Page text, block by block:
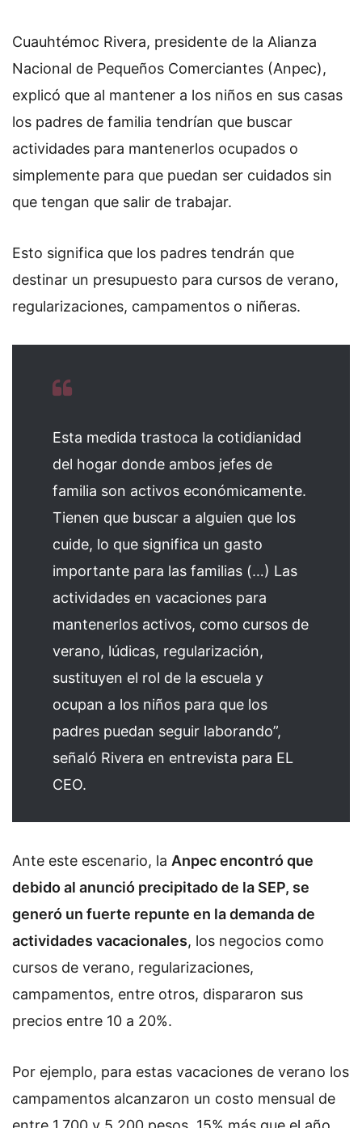
Cuauhtémoc Rivera, presidente de la Alianza
Nacional de Pequeños Comerciantes (Anpec),
explicó que al mantener a los niños en sus casas
los padres de familia tendrían que buscar
actividades para mantenerlos ocupados o
simplemente para que puedan ser cuidados sin
que tengan que salir de trabajar.
Esto significa que los padres tendrán que
destinar un presupuesto para cursos de verano,
regularizaciones, campamentos o niñeras.
Esta medida trastoca la cotidianidad
del hogar donde ambos jefes de
familia son activos económicamente.
Tienen que buscar a alguien que los
cuide, lo que significa un gasto
importante para las familias (…) Las
actividades en vacaciones para
mantenerlos activos, como cursos de
verano, lúdicas, regularización,
sustituyen el rol de la escuela y
ocupan a los niños para que los
padres puedan seguir laborando”,
señaló Rivera en entrevista para EL
CEO.
Ante este escenario, la Anpec encontró que
debido al anunció precipitado de la SEP, se
generó un fuerte repunte en la demanda de
actividades vacacionales, los negocios como
cursos de verano, regularizaciones,
campamentos, entre otros, dispararon sus
precios entre 10 a 20%.
Por ejemplo, para estas vacaciones de verano los
campamentos alcanzaron un costo mensual de